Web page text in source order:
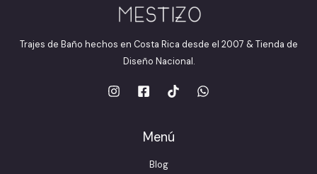
Trajes de Baño hechos en Costa Rica desde el 2007 & Tienda de
Diseño Nacional.
Menú
Blog